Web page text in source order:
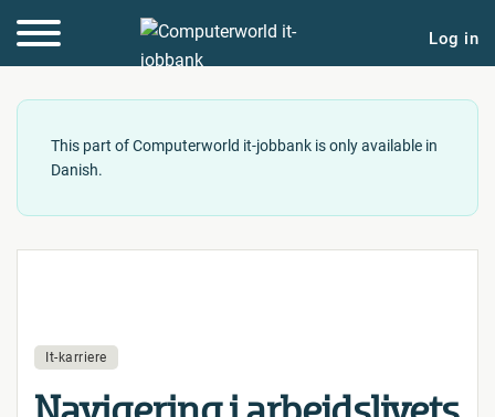
Log in
This part of Computerworld it-jobbank is only available in
Danish.
It-karriere